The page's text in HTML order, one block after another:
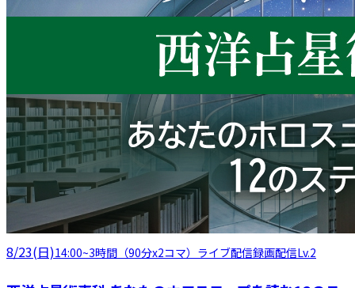
8/23(日)14:00~3時間（90分x2コマ） ライブ配信録画配信Lv.2